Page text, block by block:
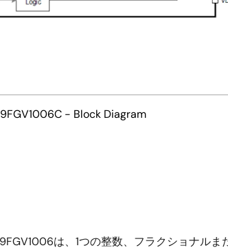
- Block Diagram
は、1つの整数、フラクショナルま